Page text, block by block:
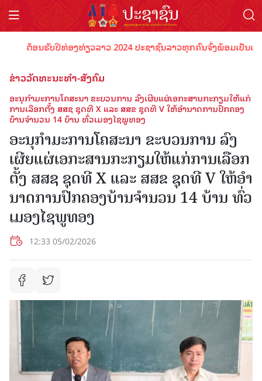
ຕ້ອນຮັບປີທ່ອງທ່ຽວລາວ 2024 ປະຊາຊົນລາວທຸກຄົນຈົ່ງພ້ອມເປັນເຈົ້າ
ຂ່າວວັດທະນະທຳ-ສັງຄົມ
ອະນຸກໍາມະການໂຄສະນາ ຂະບວນການ ລົງເຜີຍແຜ່ເອກະສານກະກຽມໃຫ້ແກ່
ການເລືອກຕັ້ງ ສສຊ ຊຸດທີ X ແລະ ສສຂ ຊຸດທີ V ໃຫ້ອໍານາດການປົກຄອງ
ບ້ານຈໍານວນ 14 ບ້ານ ທົ່ວເມອງໄຊພູທອງ
ອະນຸກໍາມະການໂຄສະນາ ຂະບວນການ ລົງ
ເຜີຍແຜ່ເອກະສານກະກຽມໃຫ້ແກ່ການເລືອກ
ຕັ້ງ ສສຊ ຊຸດທີ X ແລະ ສສຂ ຊຸດທີ V ໃຫ້ອໍາ
ນາດການປົກຄອງບ້ານຈໍານວນ 14 ບ້ານ ທົ່ວ
ເມອງໄຊພູທອງ
12:33 05/02/2026